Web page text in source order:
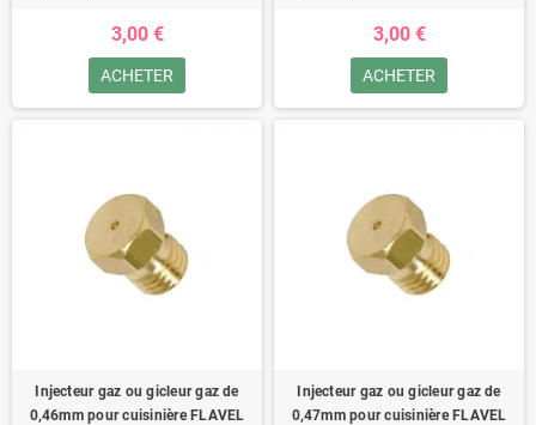
3,00 €
ACHETER
3,00 €
ACHETER
Injecteur gaz ou gicleur gaz de
0,46mm pour cuisinière FLAVEL
Injecteur gaz ou gicleur gaz de
0,47mm pour cuisinière FLAVEL